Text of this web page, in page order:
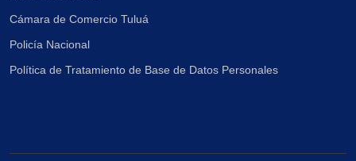
Cámara de Comercio Tuluá
Policía Nacional
Política de Tratamiento de Base de Datos Personales